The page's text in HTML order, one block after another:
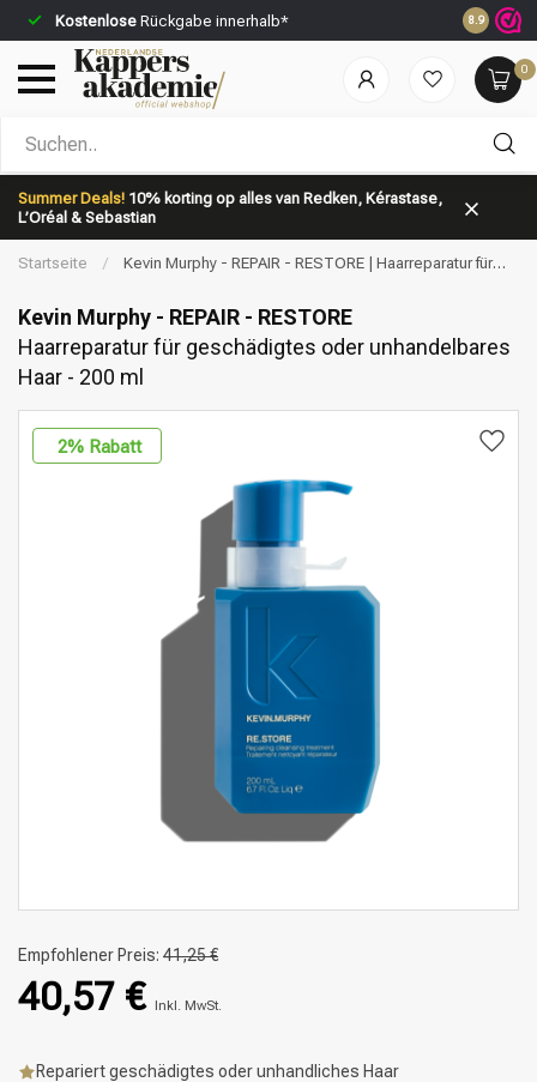
Kostenlose Rückgabe innerhalb* Vor 23:59
8.9
0
Summer Deals! 10% korting op alles van Redken, Kérastase,
L’Oréal & Sebastian
Nach welcher Kategorie suchst du?
Marken
Startseite /
Kevin Murphy - REPAIR - RESTORE | Haarreparatur für
Kevin Murphy - REPAIR - RESTORE
Haarreparatur für geschädigtes oder unhandelbares
Haar - 200 ml
2% Rabatt
Empfohlener Preis: 41,25 €
40,57 € Inkl. MwSt.
Repariert geschädigtes oder unhandliches Haar